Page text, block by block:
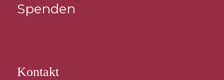
Spenden
Kontakt